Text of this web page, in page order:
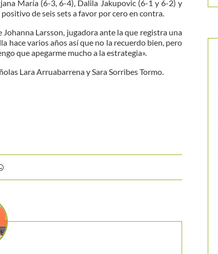
María (6-3, 6-4), Dalila Jakupovic (6-1 y 6-2) y
de seis sets a favor por cero en contra.
Larsson, jugadora ante la que registra una
hace varios años así que no la recuerdo bien, pero
que apegarme mucho a la estrategia».
Lara Arruabarrena y Sara Sorribes Tormo.